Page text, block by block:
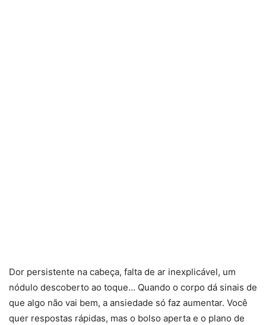
Dor persistente na cabeça, falta de ar inexplicável, um
nódulo descoberto ao toque… Quando o corpo dá sinais de
que algo não vai bem, a ansiedade só faz aumentar. Você
quer respostas rápidas, mas o bolso aperta e o plano de